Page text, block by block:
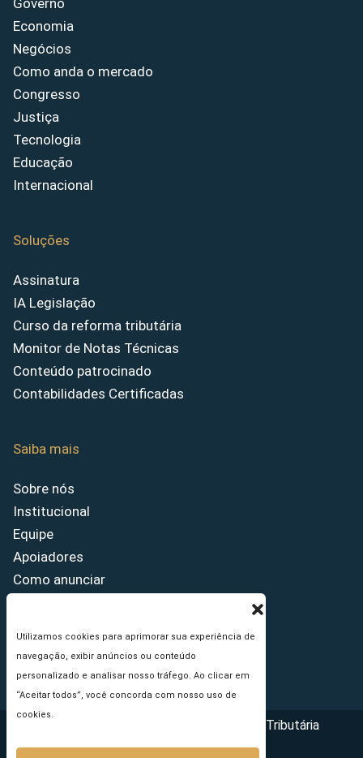
Utilizamos cookies para aprimorar sua experiência de
navegação, exibir anúncios ou conteúdo
personalizado e analisar nosso tráfego. Ao clicar em
“Aceitar todos”, você concorda com nosso uso de
cookies.
Governo
Economia
Negócios
Como anda o mercado
Congresso
Justiça
Tecnologia
Educação
Internacional
Soluções
Assinatura
IA Legislação
Curso da reforma tributária
Monitor de Notas Técnicas
Conteúdo patrocinado
Contabilidades Certificadas
Saiba mais
Sobre nós
Institucional
Equipe
Apoiadores
Como anunciar
Princípios Editoriais
Copyright © 2026 - Portal da Reforma Tributária